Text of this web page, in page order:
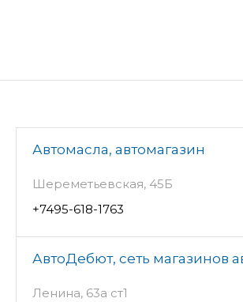
Автомасла, автомагазин
Шереметьевская, 45Б
+7495-618-1763
АвтоДебют, сеть магазинов
Ленина, 63а ст1